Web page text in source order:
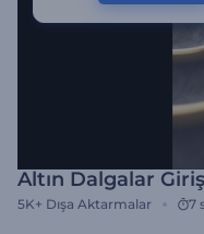
Altın Dalgalar
5K+ Dışa Aktarmalar 7